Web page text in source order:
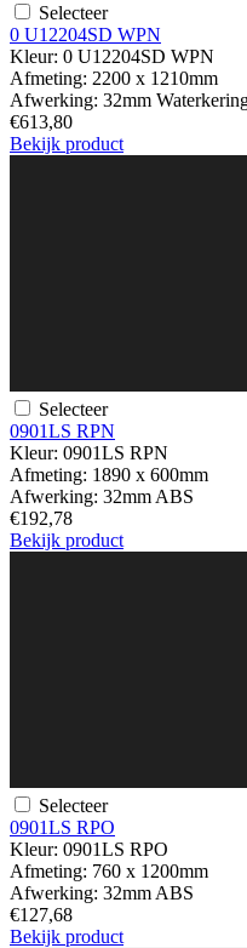
Selecteer
0 U12204SD WPN
Kleur: 0 U12204SD WPN
Afmeting: 2200 x 1210mm
Afwerking: 32mm
€613,80
Bekijk product
Selecteer
0901LS RPN
Kleur: 0901LS RPN
Afmeting: 1890 x 600mm
Afwerking: 32mm ABS
€192,78
Bekijk product
Selecteer
0901LS RPO
Kleur: 0901LS RPO
Afmeting: 760 x 1200mm
Afwerking: 32mm ABS
€127,68
Bekijk product